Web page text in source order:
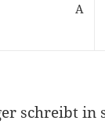
A
schreibt in